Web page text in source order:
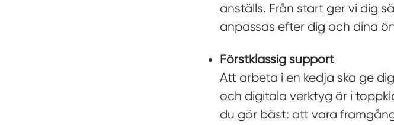
anställs. Från start ger vi dig
anpassas efter dig och dina
Förstklassig support
Att arbeta i en kedja ska ge
och digitala verktyg är i
du gör bäst: att vara